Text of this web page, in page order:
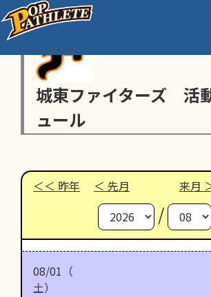
城東ファイターズ 活
ュール
昨年 先月 来月
/
08/01（
土）